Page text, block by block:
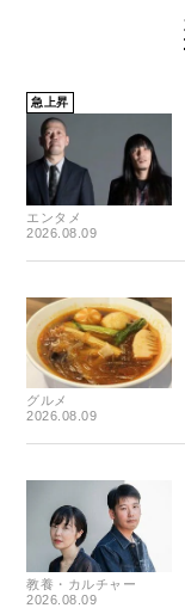
急上昇
エンタメ
2026.08.09
グルメ
2026.08.09
教養・カルチャー
2026.08.09